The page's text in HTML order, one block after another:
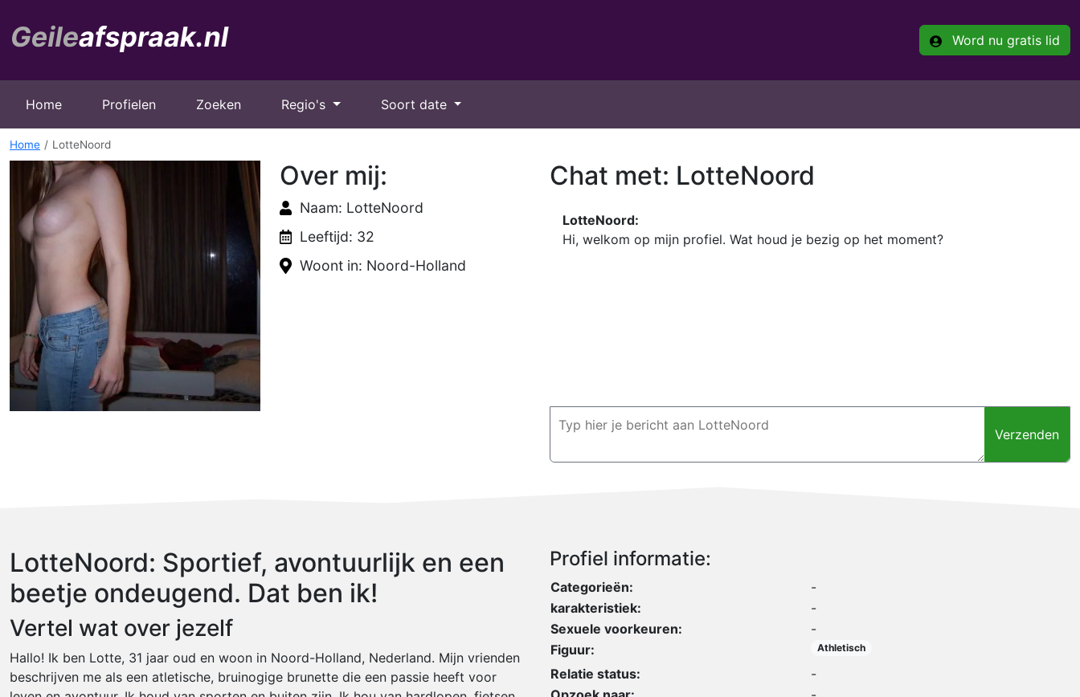
Word nu gratis lid
Home Profielen Zoeken Regio's Soort date
Home LotteNoord
Over mij:
Naam: LotteNoord
Leeftijd: 32
Woont in: Noord-Holland
Chat met: LotteNoord
LotteNoord:
Hi, welkom op mijn profiel. Wat houd je bezig op het moment?
Verzenden
LotteNoord: Sportief, avontuurlijk en een
beetje ondeugend. Dat ben ik!
Vertel wat over jezelf
Hallo! Ik ben Lotte, 31 jaar oud en woon in Noord-Holland, Nederland. Mijn vrienden
beschrijven me als een atletische, bruinogige brunette die een passie heeft voor
Profiel informatie:
Categorieën:
-
karakteristiek:
-
Sexuele voorkeuren:
-
Figuur:
Athletisch
Relatie status:
-